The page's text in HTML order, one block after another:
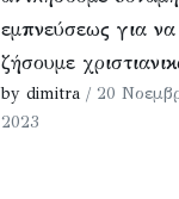
εμπνεύσεως για να
ζήσουμε
by dimitra / 20
2023